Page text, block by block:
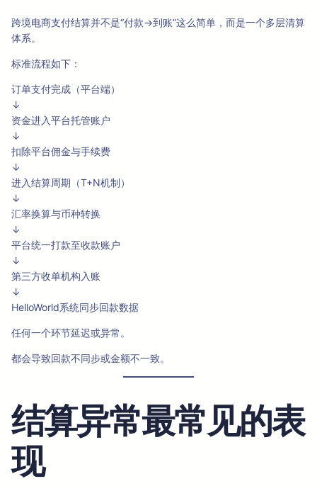
跨境电商支付结算并不是“付款→到账”这么简单，而是一个多层清算
体系。
标准流程如下：
订单支付完成（平台端）
↓
资金进入平台托管账户
↓
扣除平台佣金与手续费
↓
进入结算周期（T+N机制）
↓
汇率换算与币种转换
↓
平台统一打款至收款账户
↓
第三方收单机构入账
↓
HelloWorld系统同步回款数据
任何一个环节延迟或异常。
都会导致回款不同步或金额不一致。
结算异常最常见的表
现